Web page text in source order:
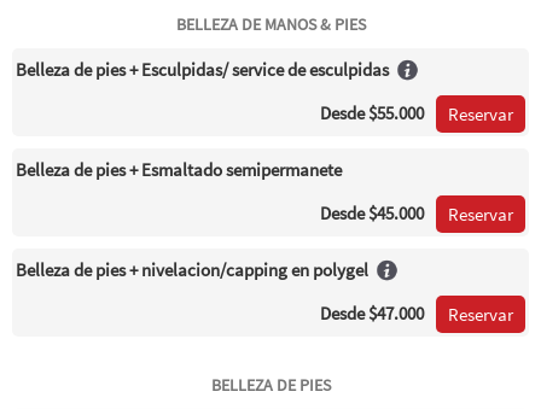
BELLEZA DE MANOS & PIES
Belleza de pies + Esculpidas/ service de esculpidas
Desde$55.000 Reservar
Belleza de pies + Esmaltado semipermanete
Desde$45.000 Reservar
Belleza de pies + nivelacion/capping en polygel
Desde$47.000 Reservar
BELLEZA DE PIES